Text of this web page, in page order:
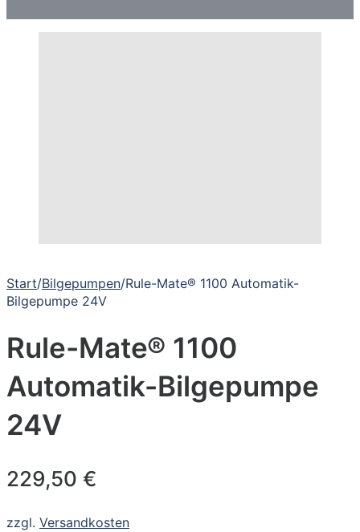
Start/Bilgepumpen/Rule-Mate® 1100 Automatik-
Bilgepumpe 24V
Rule-Mate® 1100
Automatik-Bilgepumpe
24V
229,50 €
zzgl. Versandkosten